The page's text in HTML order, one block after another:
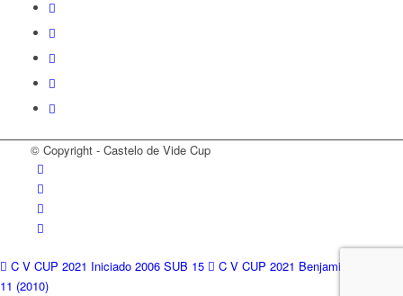
© Copyright - Castelo de Vide Cup
C V CUP 2021 Iniciado 2006 SUB 15
C V CUP 2021 Benjamins A sub-
11 (2010)